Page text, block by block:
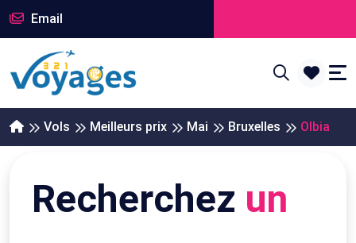
Email
Vols Meilleurs prix Mai Bruxelles Olbia
Recherchez un